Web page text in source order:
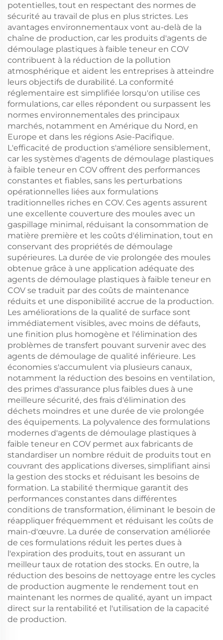
potentielles, tout en respectant des normes de
sécurité au travail de plus en plus strictes. Les
avantages environnementaux vont au-delà de la
chaîne de production, car les produits d'agents de
démoulage plastiques à faible teneur en COV
contribuent à la réduction de la pollution
atmosphérique et aident les entreprises à atteindre
leurs objectifs de durabilité. La conformité
réglementaire est simplifiée lorsqu'on utilise ces
formulations, car elles répondent ou surpassent les
normes environnementales des principaux
marchés, notamment en Amérique du Nord, en
Europe et dans les régions Asie-Pacifique.
L'efficacité de production s'améliore sensiblement,
car les systèmes d'agents de démoulage plastiques
à faible teneur en COV offrent des performances
constantes et fiables, sans les perturbations
opérationnelles liées aux formulations
traditionnelles riches en COV. Ces agents assurent
une excellente couverture des moules avec un
gaspillage minimal, réduisant la consommation de
matière première et les coûts d'élimination, tout en
conservant des propriétés de démoulage
supérieures. La durée de vie prolongée des moules
obtenue grâce à une application adéquate des
agents de démoulage plastiques à faible teneur en
COV se traduit par des coûts de maintenance
réduits et une disponibilité accrue de la production.
Les améliorations de la qualité de surface sont
immédiatement visibles, avec moins de défauts,
une finition plus homogène et l'élimination des
problèmes de transfert pouvant survenir avec des
agents de démoulage de qualité inférieure. Les
économies s'accumulent via plusieurs canaux,
notamment la réduction des besoins en ventilation,
des primes d'assurance plus faibles dues à une
meilleure sécurité, des frais d'élimination des
déchets moindres et une durée de vie prolongée
des équipements. La polyvalence des formulations
modernes d'agents de démoulage plastiques à
faible teneur en COV permet aux fabricants de
standardiser un nombre réduit de produits tout en
couvrant des applications diverses, simplifiant ainsi
la gestion des stocks et réduisant les besoins de
formation. La stabilité thermique garantit des
performances constantes dans différentes
conditions de transformation, éliminant le besoin de
réappliquer fréquemment et réduisant les coûts de
main-d'œuvre. La durée de conservation améliorée
de ces formulations réduit les pertes dues à
l'expiration des produits, tout en assurant un
meilleur taux de rotation des stocks. En outre, la
réduction des besoins de nettoyage entre les cycles
de production augmente le rendement tout en
maintenant les normes de qualité, ayant un impact
direct sur la rentabilité et l'utilisation de la capacité
de production.